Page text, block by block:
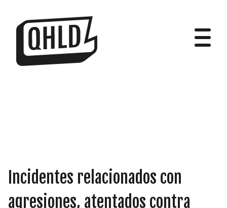
GRUPOS
Incidentes relacionados con
agresiones, atentados contra